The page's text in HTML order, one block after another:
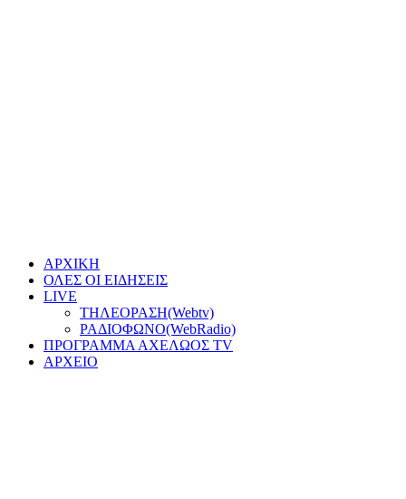
ΑΡΧΙΚΗ
ΟΛΕΣ ΟΙ ΕΙΔΗΣΕΙΣ
LIVE
ΤΗΛΕΟΡΑΣΗ(Webtv)
ΡΑΔΙΟΦΩΝΟ(WebRadio)
ΠΡΟΓΡΑΜΜΑ ΑΧΕΛΩΟΣ TV
ΑΡΧΕΙΟ